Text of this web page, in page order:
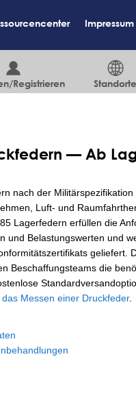
Impressum
Registrieren Standorte
— Ab
nach der
Luft- und
Lagerfedern erfüllen die
und Belastungswerten und
geliefert.
Beschaffungsteams die
das Messen einer Druckfeder.